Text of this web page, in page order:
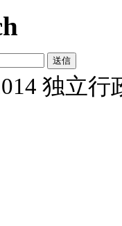
独立行